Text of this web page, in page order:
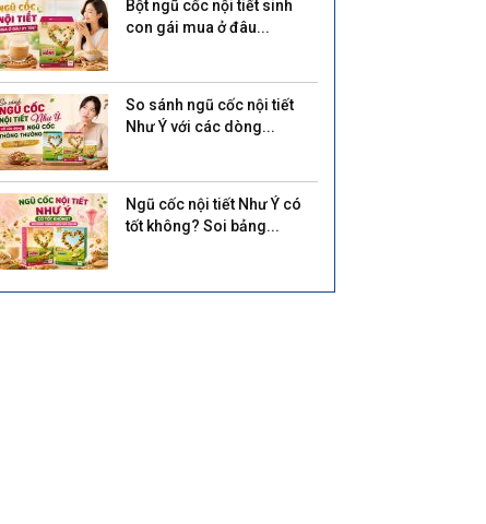
Bột ngũ cốc nội tiết sinh
con gái mua ở đâu...
So sánh ngũ cốc nội tiết
Như Ý với các dòng...
Ngũ cốc nội tiết Như Ý có
tốt không? Soi bảng...